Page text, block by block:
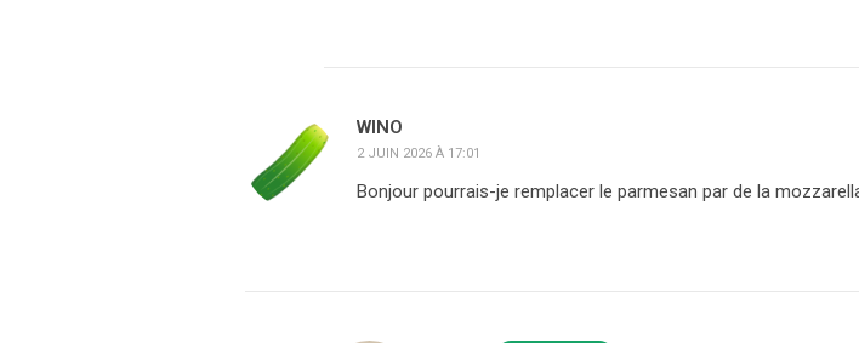
WINO
2 JUIN 2026 À 17:01
Bonjour pourrais-je remplacer le parmesan par de la